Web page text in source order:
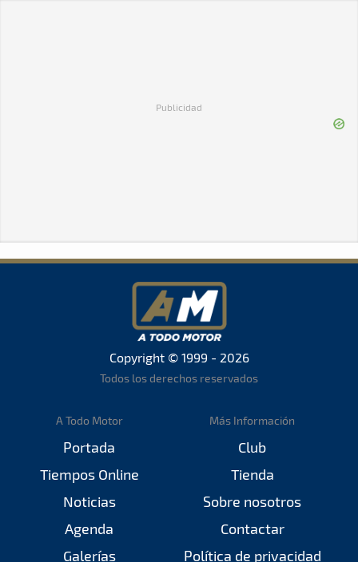
Publicidad
Copyright © 1999 - 2026
Todos los derechos reservados
A Todo Motor
Portada
Tiempos Online
Noticias
Agenda
Galerías
Más Información
Club
Tienda
Sobre nosotros
Contactar
Política de privacidad